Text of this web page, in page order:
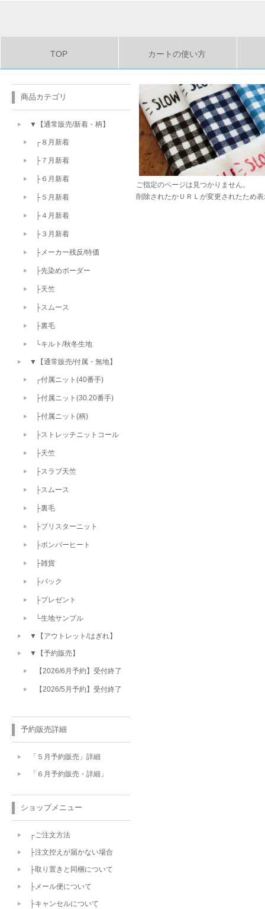
TOP カートの使い方
ご指定のページは見つかりません。
削除されたかＵＲＬが変更されたため
商品カテゴリ
▼【通常販売/新着・柄】
┌８月新着
├７月新着
├６月新着
├５月新着
├４月新着
├３月新着
├メーカー残反/特価
├先染めボーダー
├天竺
├スムース
├裏毛
└キルト/秋冬生地
▼【通常販売/付属・無地】
┌付属ニット(40番手)
├付属ニット(30.20番手)
├付属ニット(柄)
├ストレッチニットコール
├天竺
├スラブ天竺
├スムース
├裏毛
├ブリスターニット
├ボンバーヒート
├雑貨
├パック
├プレゼント
└生地サンプル
▼【アウトレット/はぎれ】
▼【予約販売】
【2026/6月予約】受付終了
【2026/5月予約】受付終了
予約販売詳細
「５月予約販売」詳細
「６月予約販売・詳細」
ショップメニュー
┌ご注文方法
├注文控えが届かない場合
├取り置きと同梱について
├メール便について
├キャンセルについて